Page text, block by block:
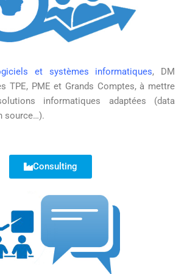
et systèmes informatiques, DM
TPE, PME et Grands Comptes, à mettre
informatiques adaptées (data
source…).
Consulting